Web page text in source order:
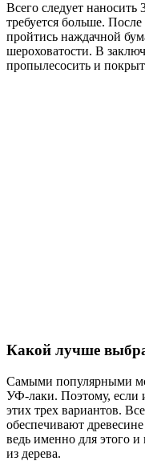
Всего следует наносить
требуется больше.
пройтись наждачной
шероховатости. В
пропылесосить и
Какой лучше
Самыми популярными
УФ-лаки. Поэтому, если
этих трех вариантов.
обеспечивают
ведь именно для этого
из дерева.